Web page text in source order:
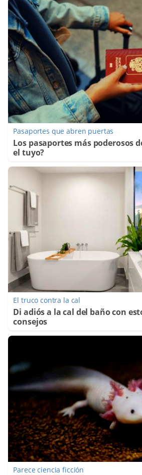
Pasaportes que abren puertas
Los pasaportes más poderosos
el tuyo?
El truco contra la cal
Di adiós a la cal del baño con
consejos
Parece ciencia ficción